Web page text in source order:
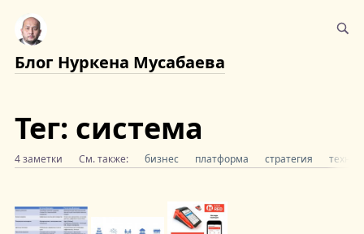
Блог Нуркена Мусабаева
Тег: система
4 заметки См. также: бизнес платформа стратегия